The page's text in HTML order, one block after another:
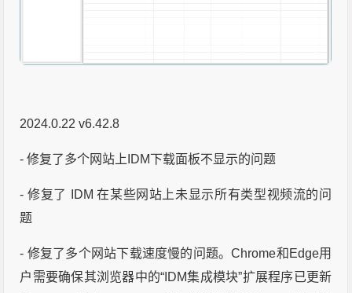
2024.0.22 v6.42.8
- 修复了多个网站上IDM下载面板不显示的问题
- 修复了 IDM 在某些网站上未显示所有类型视频流的问
题
- 修复了多个网站下载速度慢的问题。Chrome和Edge用
户需要确保其浏览器中的“IDM集成模块”扩展程序已更新